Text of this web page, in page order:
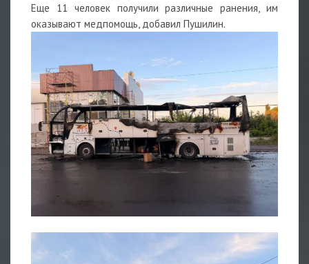
Еще 11 человек получили различные ранения, им
оказывают медпомощь, добавил Пушилин.